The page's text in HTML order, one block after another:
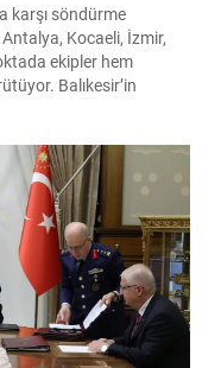
karşı söndürme
Antalya, Kocaeli, İzmir,
ekipler hem
Balıkesir’in